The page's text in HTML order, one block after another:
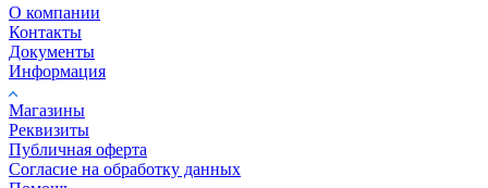
О компании
Контакты
Документы
Информация
Магазины
Реквизиты
Публичная оферта
Согласие на обработку данных